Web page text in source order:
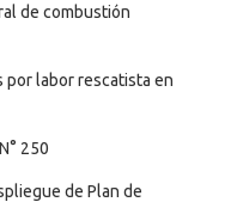
de combustión
por labor rescatista en
250
de Plan de